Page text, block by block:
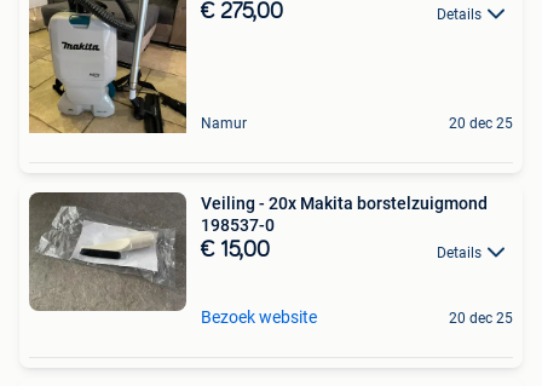
€ 275,00 Details
Namur 20 dec 25
Veiling - 20x Makita borstelzuigmond
198537-0
€ 15,00 Details
Bezoek website 20 dec 25